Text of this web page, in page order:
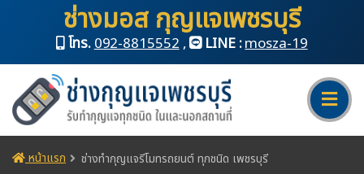
ช่างมอส กุญแจเพชรบุรี
โทร.092-8815552, LINE :mosza-19
หน้าแรก ช่างทำกุญแจรีโมทรถยนต์ ทุกชนิด เพชรบุรี